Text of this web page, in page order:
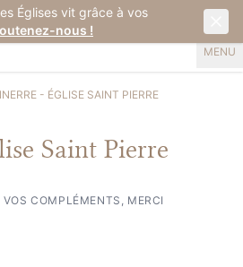
Églises vit grâce à vos
nous !
MENU
- ÉGLISE SAINT PIERRE
Saint Pierre
VOS COMPLÉMENTS, MERCI